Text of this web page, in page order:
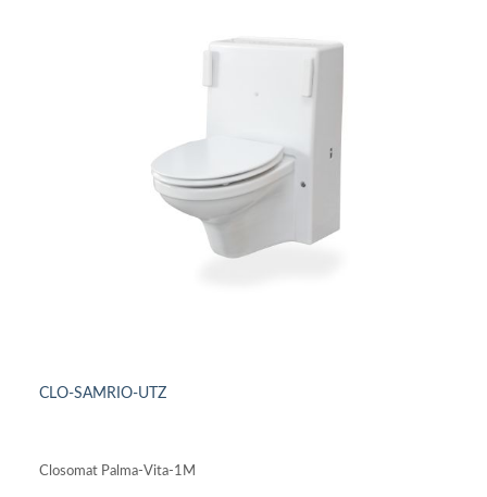
CLO-SAMRIO-UTZ
Closomat Palma-Vita-1M